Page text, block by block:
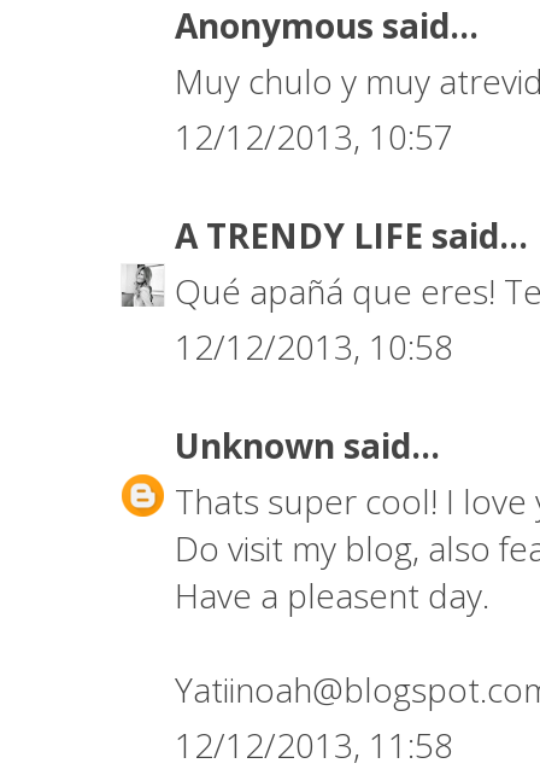
Anonymous said...
Muy chulo y muy
12/12/2013, 10:57
A TRENDY LIFE said...
Qué apañá que eres!
12/12/2013, 10:58
Unknown said...
Thats super cool! I love
Do visit my blog, also
Have a pleasent day.
12/12/2013, 11:58